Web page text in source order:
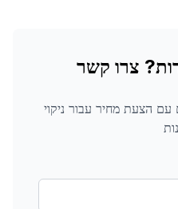
צרו קשר
עם הצעת מחיר עבור ניקוי